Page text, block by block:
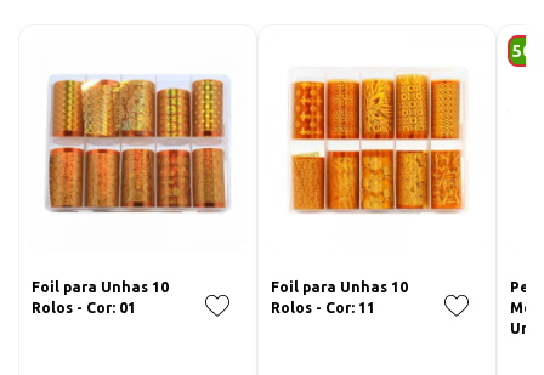
Foil para Unhas 10
Rolos - Cor: 01
Foil para Unhas 10
Rolos - Cor: 11